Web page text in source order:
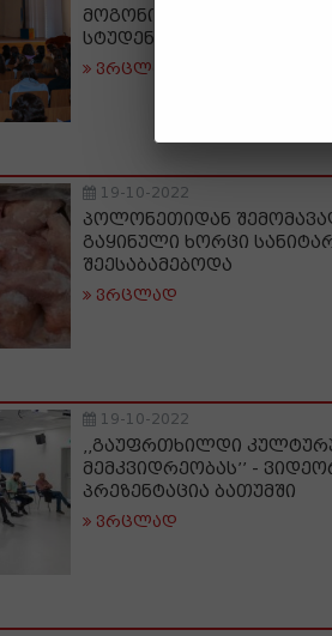
მოგონილი?!" ფარგლებში
სტუდენტი გადაამზადა
ვრცლად
19-10-2022
პოლონეთიდან
გაყინული ხორცი
შეესაბამებოდა
ვრცლად
19-10-2022
,,გაუფრთხილდი
მემკვიდრეობას’’ -
პრეზენტაცია ბათუმში
ვრცლად